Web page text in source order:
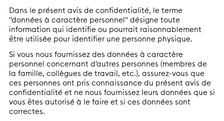
Dans le présent avis de confidentialité, le terme
"données à caractère personnel" désigne toute
information qui identifie ou pourrait raisonnablement
être utilisée pour identifier une personne physique.
Si vous nous fournissez des données à caractère
personnel concernant d'autres personnes (membres de
la famille, collègues de travail, etc.), assurez-vous que
ces personnes ont pris connaissance du présent avis de
confidentialité et ne nous fournissez leurs données que si
vous êtes autorisé à le faire et si ces données sont
correctes.